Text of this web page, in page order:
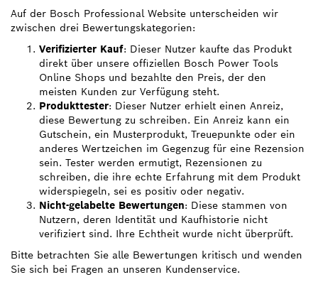
Auf der Bosch Professional Website unterscheiden wir
zwischen drei Bewertungskategorien:
Verifizierter Kauf: Dieser Nutzer kaufte das Produkt
direkt über unsere offiziellen Bosch Power Tools
Online Shops und bezahlte den Preis, der den
meisten Kunden zur Verfügung steht.
Produkttester: Dieser Nutzer erhielt einen Anreiz,
diese Bewertung zu schreiben. Ein Anreiz kann ein
Gutschein, ein Musterprodukt, Treuepunkte oder ein
anderes Wertzeichen im Gegenzug für eine Rezension
sein. Tester werden ermutigt, Rezensionen zu
schreiben, die ihre echte Erfahrung mit dem Produkt
widerspiegeln, sei es positiv oder negativ.
Nicht-gelabelte Bewertungen: Diese stammen von
Nutzern, deren Identität und Kaufhistorie nicht
verifiziert sind. Ihre Echtheit wurde nicht überprüft.
Bitte betrachten Sie alle Bewertungen kritisch und wenden
Sie sich bei Fragen an unseren Kundenservice.